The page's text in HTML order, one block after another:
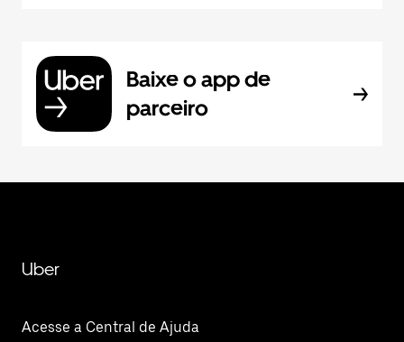
Baixe o app de
parceiro
Uber
Acesse a Central de Ajuda